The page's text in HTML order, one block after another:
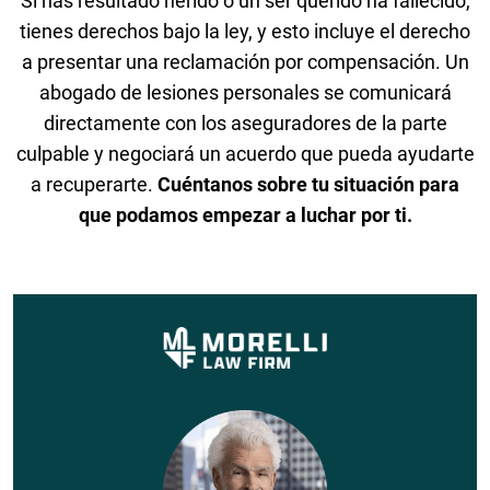
tienes derechos bajo la ley, y esto incluye el derecho
a presentar una reclamación por compensación. Un
abogado de lesiones personales se comunicará
directamente con los aseguradores de la parte
culpable y negociará un acuerdo que pueda ayudarte
a recuperarte. Cuéntanos sobre tu situación para
que podamos empezar a luchar por ti.